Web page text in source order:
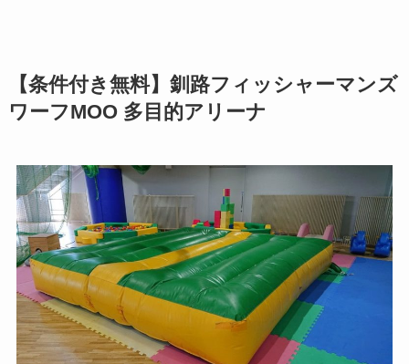
【条件付き無料】釧路フィッシャーマンズ
ワーフMOO 多目的アリーナ